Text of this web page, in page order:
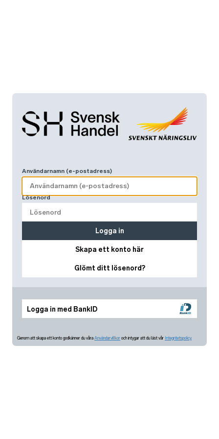
Logga in med BankID
Användarnamn (e-postadress)
Lösenord
Skapa ett konto här
Glömt ditt lösenord?
Logga in
Genom att skapa ett konto godkänner du våra Användarvillkor och intygar att du läst vår Integritetspolicy.